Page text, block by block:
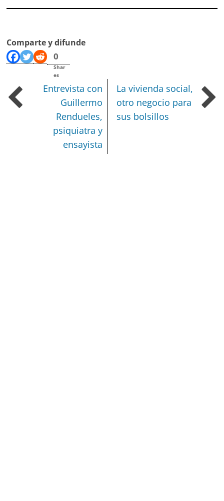
Comparte y difunde
0
Shar
es
Entrevista con
Guillermo
Rendueles,
psiquiatra y
ensayista
La vivienda social,
otro negocio para
sus bolsillos